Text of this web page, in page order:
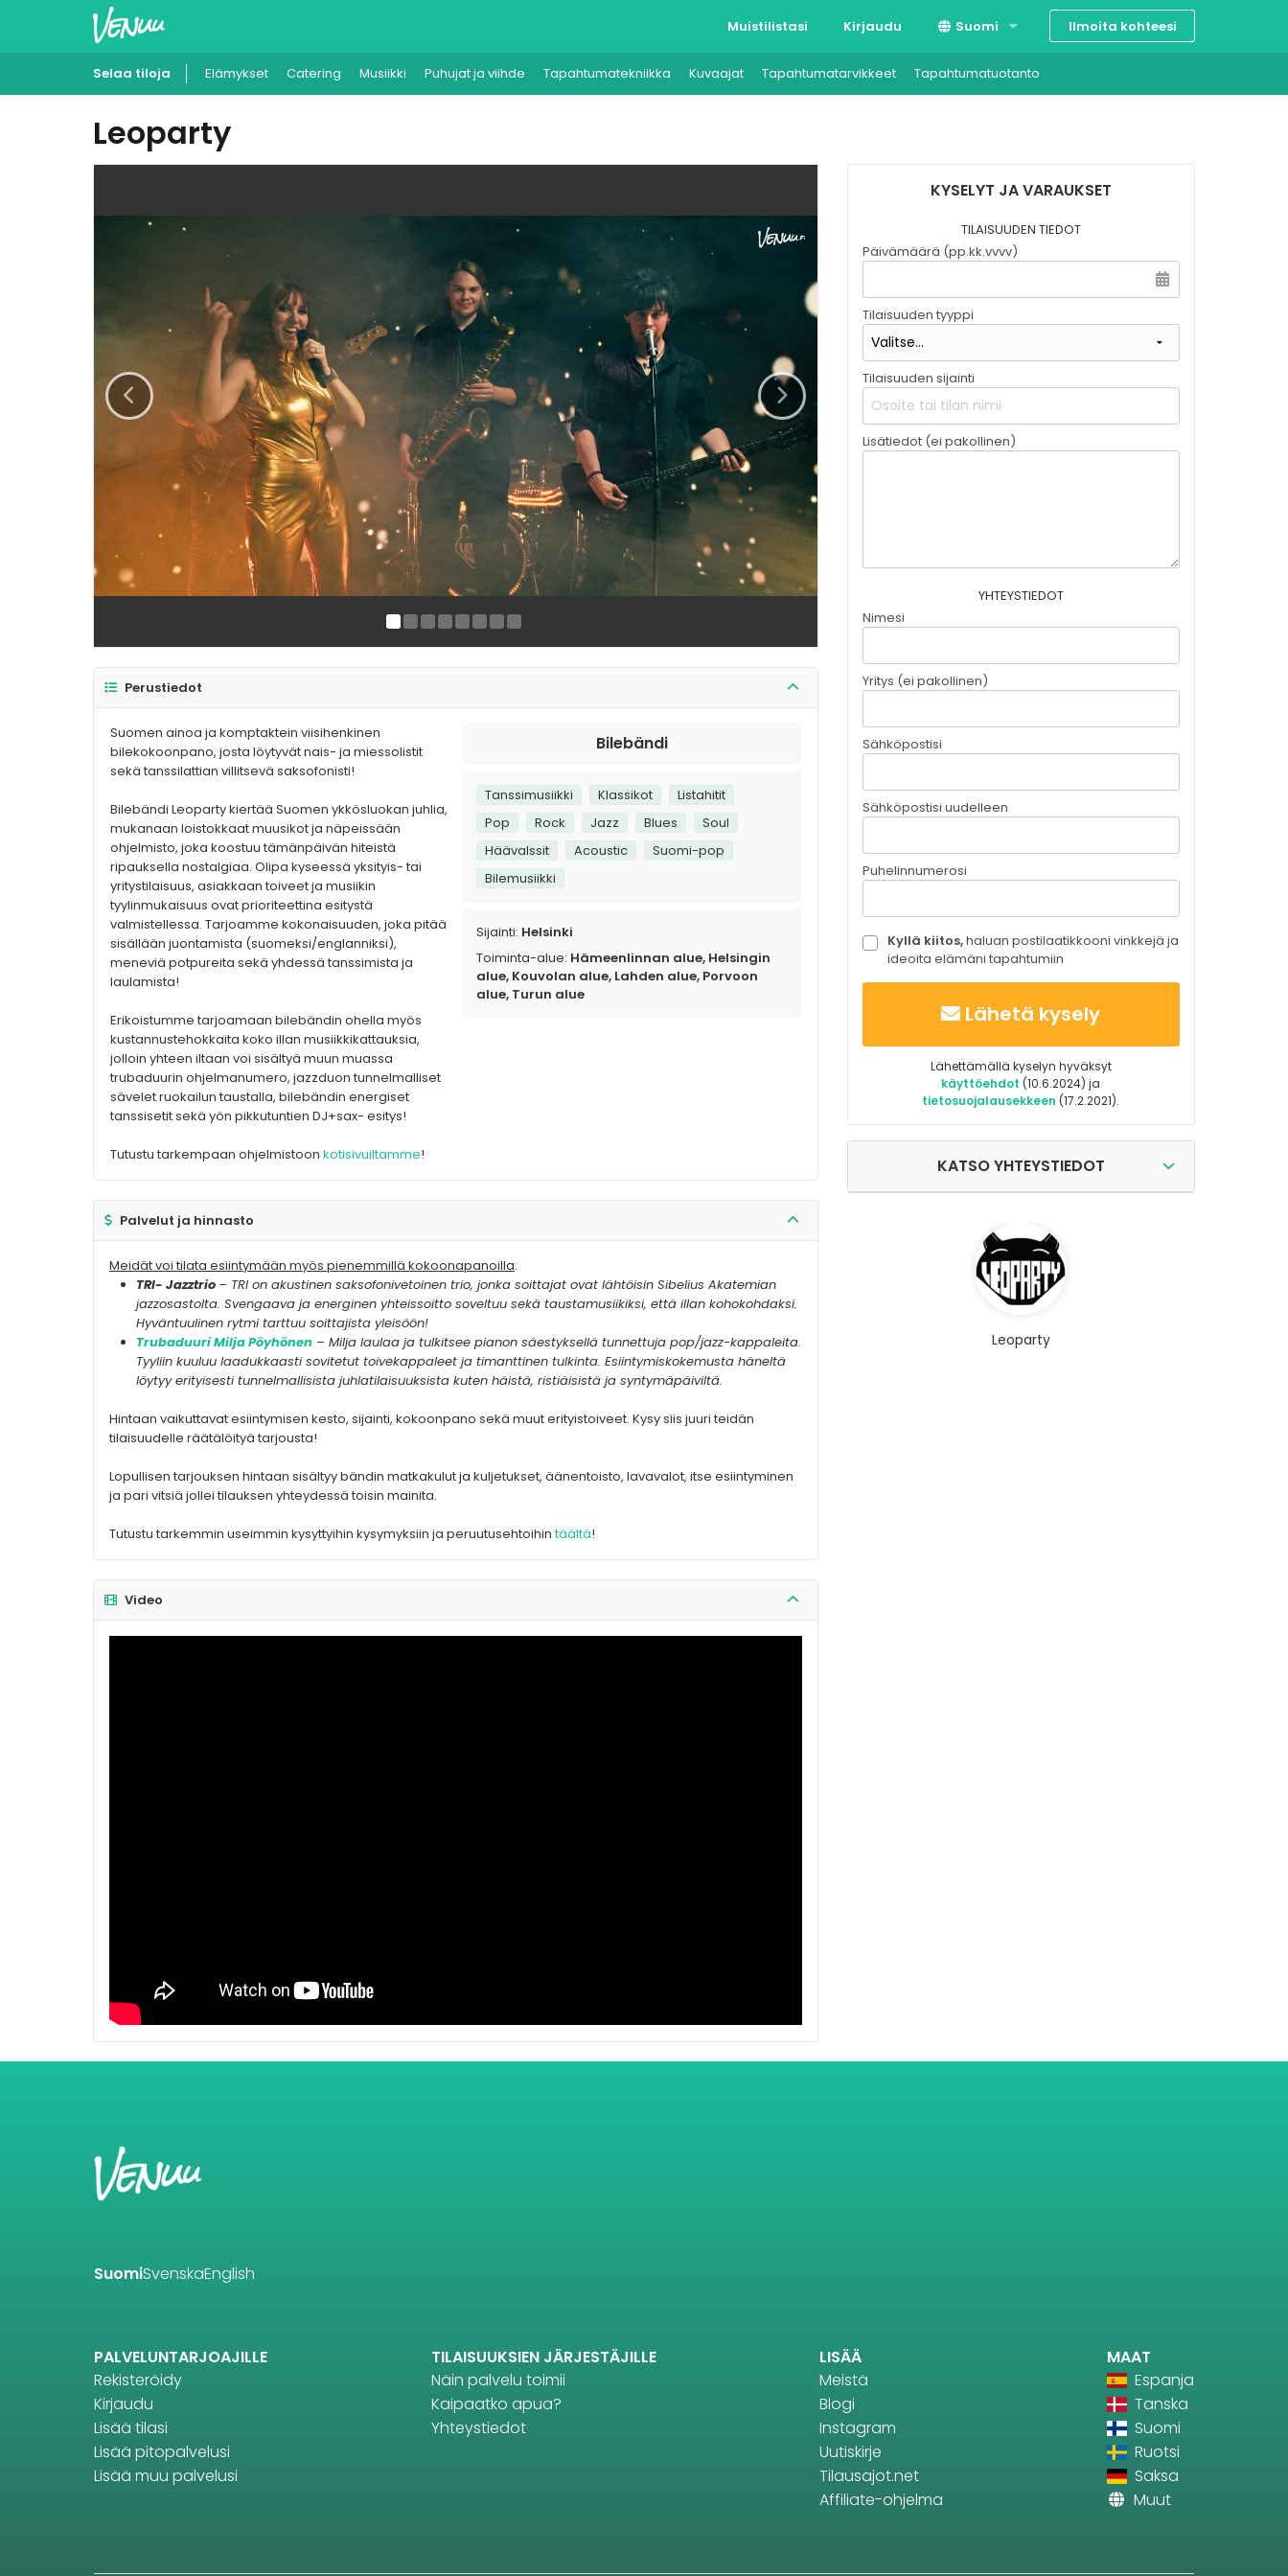
Muistilistasi Kirjaudu Suomi
Svenska
Ilmoita kohteesi
Selaa tiloja Elämykset Catering Musiikki Puhujat ja viihde Tapahtumatekniikka Kuvaajat Tapahtumatarvikkeet Tapahtumatuotanto
Leoparty
Perustiedot
Suomen ainoa ja komptaktein viisihenkinen
bilekokoonpano, josta löytyvät nais- ja miessolistit
sekä tanssilattian villitsevä saksofonisti!
Bilebändi Leoparty kiertää Suomen ykkösluokan juhlia,
mukanaan loistokkaat muusikot ja näpeissään
ohjelmisto, joka koostuu tämänpäivän hiteistä
ripauksella nostalgiaa. Olipa kyseessä yksityis- tai
yritystilaisuus, asiakkaan toiveet ja musiikin
tyylinmukaisuus ovat prioriteettina esitystä
valmistellessa. Tarjoamme kokonaisuuden, joka pitää
sisällään juontamista (suomeksi/englanniksi),
meneviä potpureita sekä yhdessä tanssimista ja
laulamista!
Erikoistumme tarjoamaan bilebändin ohella myös
kustannustehokkaita koko illan musiikkikattauksia,
jolloin yhteen iltaan voi sisältyä muun muassa
trubaduurin ohjelmanumero, jazzduon tunnelmalliset
sävelet ruokailun taustalla, bilebändin energiset
tanssisetit sekä yön pikkutuntien DJ+sax- esitys!
Tutustu tarkempaan ohjelmistoon kotisivuiltamme!
Bilebändi
Tanssimusiikki Klassikot
Listahitit
Pop
Rock Jazz Blues
Soul
Häävalssit
Acoustic
Suomi-pop
Bilemusiikki
Sijainti: Helsinki
Toiminta-alue: Hämeenlinnan alue, Helsingin
alue, Kouvolan alue, Lahden alue, Porvoon
alue, Turun alue
Palvelut ja hinnasto
Meidät voi tilata esiintymään myös pienemmillä kokoonapanoilla:
TRI- Jazztrio – TRI on akustinen saksofonivetoinen trio, jonka soittajat ovat lähtöisin Sibelius Akatemian
jazzosastolta. Svengaava ja energinen yhteissoitto soveltuu sekä taustamusiikiksi, että illan kohokohdaksi.
Hyväntuulinen rytmi tarttuu soittajista yleisöön!
Trubaduuri Milja Pöyhönen – Milja laulaa ja tulkitsee pianon säestyksellä tunnettuja pop/jazz-kappaleita.
Tyyliin kuuluu laadukkaasti sovitetut toivekappaleet ja timanttinen tulkinta. Esiintymiskokemusta häneltä
löytyy erityisesti tunnelmallisista juhlatilaisuuksista kuten häistä, ristiäisistä ja syntymäpäiviltä.
Hintaan vaikuttavat esiintymisen kesto, sijainti, kokoonpano sekä muut erityistoiveet. Kysy siis juuri teidän
tilaisuudelle räätälöityä tarjousta!
Lopullisen tarjouksen hintaan sisältyy bändin matkakulut ja kuljetukset, äänentoisto, lavavalot, itse esiintyminen
ja pari vitsiä jollei tilauksen yhteydessä toisin mainita.
Tutustu tarkemmin useimmin kysyttyihin kysymyksiin ja peruutusehtoihintäältä!
Video
KYSELYT JA VARAUKSET
TILAISUUDEN TIEDOT
Päivämäärä (pp.kk.vvvv)
Tilaisuuden tyyppi
Tilaisuuden sijainti
Lisätiedot (ei pakollinen)
YHTEYSTIEDOT
Nimesi
Yritys (ei pakollinen)
Sähköpostisi
Sähköpostisi uudelleen
Puhelinnumerosi
Kyllä kiitos,haluan postilaatikkooni vinkkejä ja
ideoita elämäni tapahtumiin
Lähetä kysely
Lähettämällä kyselyn hyväksyt
käyttöehdot (10.6.2024) ja
tietosuojalausekkeen (17.2.2021).
KATSO YHTEYSTIEDOT
Leoparty
SuomiSvenskaEnglish
PALVELUNTARJOAJILLE
Rekisteröidy
Kirjaudu
Lisää tilasi
Lisää pitopalvelusi
Lisää muu palvelusi
TILAISUUKSIEN JÄRJESTÄJILLE
Näin palvelu toimii
Kaipaatko apua?
Yhteystiedot
LISÄÄ
Meistä
Blogi
Instagram
Uutiskirje
Tilausajot.net
Affiliate-ohjelma
MAAT
Espanja
Tanska
Suomi
Ruotsi
Saksa
Muut